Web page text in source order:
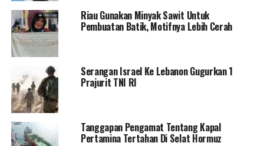
Riau Gunakan Minyak Sawit Untuk
Pembuatan Batik, Motifnya Lebih Cerah
Serangan Israel Ke Lebanon Gugurkan 1
Prajurit TNI RI
Tanggapan Pengamat Tentang Kapal
Pertamina Tertahan Di Selat Hormuz